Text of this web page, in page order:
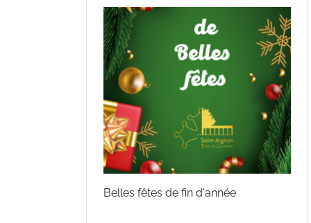
Belles fêtes de fin d'année